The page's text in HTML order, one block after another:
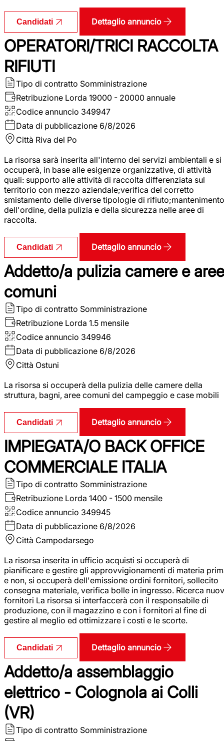
Candidati Dettaglio annuncio
OPERATORI/TRICI RACCOLTA
RIFIUTI
Tipo di contratto Somministrazione
Retribuzione Lorda 19000 - 20000 annuale
Codice annuncio 349947
Data di pubblicazione 6/8/2026
Città Riva del Po
La risorsa sarà inserita all'interno dei servizi ambientali e si
occuperà, in base alle esigenze organizzative, di attività
quali: supporto alle attività di raccolta differenziata sul
territorio con mezzo aziendale;verifica del corretto
smistamento delle diverse tipologie di rifiuto;mantenimento
dell'ordine, della pulizia e della sicurezza nelle aree di
raccolta.
Candidati Dettaglio annuncio
Addetto/a pulizia camere e aree
comuni
Tipo di contratto Somministrazione
Retribuzione Lorda 1.5 mensile
Codice annuncio 349946
Data di pubblicazione 6/8/2026
Città Ostuni
La risorsa si occuperà della pulizia delle camere della
struttura, bagni, aree comuni del campeggio e case mobili
Candidati Dettaglio annuncio
IMPIEGATA/O BACK OFFICE
COMMERCIALE ITALIA
Tipo di contratto Somministrazione
Retribuzione Lorda 1400 - 1500 mensile
Codice annuncio 349945
Data di pubblicazione 6/8/2026
Città Campodarsego
La risorsa inserita in ufficio acquisti si occuperà di
pianificare e gestire gli approvvigionamenti di materia
e non, si occuperà dell'emissione ordini fornitori, sollecito
consegna materiale, verifica bolle in ingresso. Ricerca
fornitori La risorsa si interfaccerà con il responsabile di
produzione, con il magazzino e con i fornitori al fine di
gestire al meglio ed ottimizzare i costi e le scorte.
Candidati Dettaglio annuncio
Addetto/a assemblaggio
elettrico - Colognola ai Colli
(VR)
Tipo di contratto Somministrazione